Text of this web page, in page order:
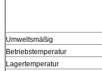
Umweltsmäßig
Betriebstemperatur
Lagertemperatur